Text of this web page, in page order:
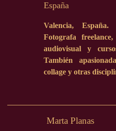
España
Valencia,
Fotografa
audiovisual y
También
collage y otras
Marta Planas